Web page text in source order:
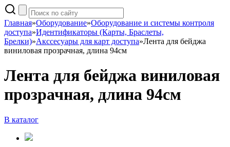
Главная»Оборудование»Оборудование и системы контроля
доступа»Идентификаторы (Карты, Браслеты,
Брелки)»Акссесуары для карт доступа»Лента для бейджа
виниловая прозрачная, длина 94см
Лента для бейджа виниловая
прозрачная, длина 94см
В каталог